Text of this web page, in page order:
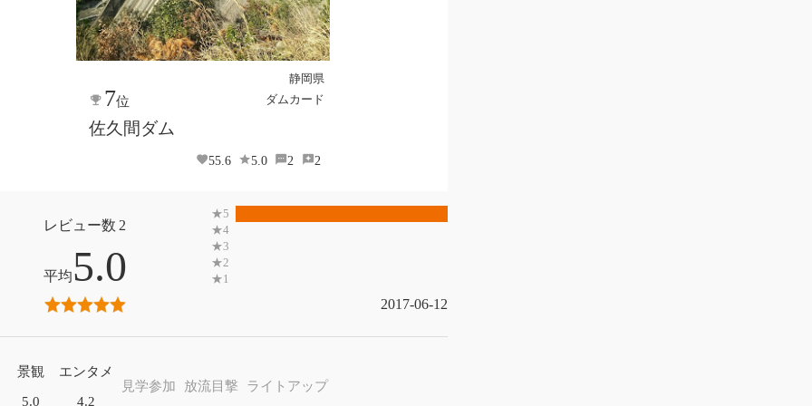
静岡県
ダムカード
7位
佐久間ダム
55.6 5.0 2 2
2
5.0
2017-06-12
景観
5.0
エンタメ
4.2
見学参加 放流目撃 ライトアップ